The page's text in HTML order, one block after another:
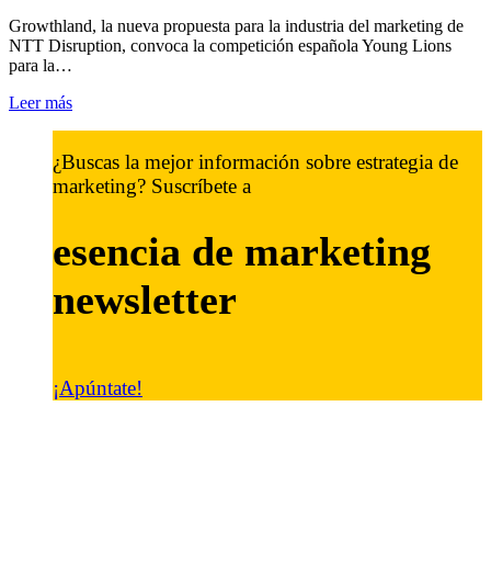
Growthland, la nueva propuesta para la industria del marketing de
NTT Disruption, convoca la competición española Young Lions
para la…
Leer más
¿Buscas la mejor información sobre estrategia de
marketing? Suscríbete a
esencia de marketing
newsletter
¡Apúntate!